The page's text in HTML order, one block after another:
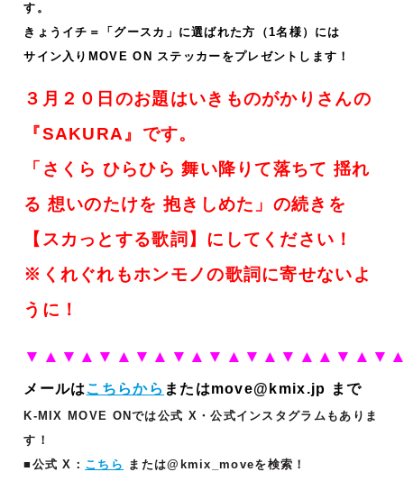
す。
きょうイチ＝「グースカ」に選ばれた方（1名様）には
サイン入りMOVE ON ステッカーをプレゼントします！
３月２０日のお題はいきものがかりさんの
『SAKURA』です。
「さくら ひらひら 舞い降りて落ちて 揺れ
る 想いのたけを 抱きしめた」の続きを
【スカっとする歌詞】にしてください！
※くれぐれもホンモノの歌詞に寄せないよ
うに！
▼▲▼▲
メールはこちらから またはmove@kmix.jp まで
K-MIX MOVE ONでは公式 X・公式インスタグラムもありま
す！
■公式 X： こちら または@kmix_moveを検索！